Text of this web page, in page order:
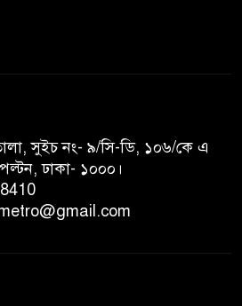
সুইচ নং- ৯/সি-ডি, ১০৬/কে এ
ঢাকা- ১০০০।